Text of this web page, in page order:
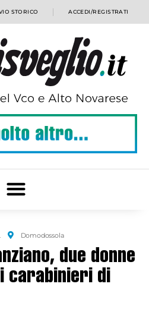
STORICO ACCEDI/REGISTRATI
Domodossola
due donne
carabinieri di